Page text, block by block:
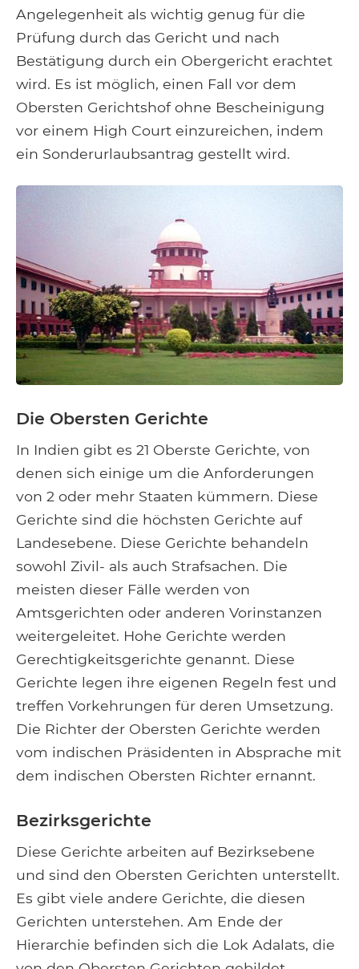
Angelegenheit als wichtig genug für die
Prüfung durch das Gericht und nach
Bestätigung durch ein Obergericht erachtet
wird. Es ist möglich, einen Fall vor dem
Obersten Gerichtshof ohne Bescheinigung
vor einem High Court einzureichen, indem
ein Sonderurlaubsantrag gestellt wird.
Die Obersten Gerichte
In Indien gibt es 21 Oberste Gerichte, von
denen sich einige um die Anforderungen
von 2 oder mehr Staaten kümmern. Diese
Gerichte sind die höchsten Gerichte auf
Landesebene. Diese Gerichte behandeln
sowohl Zivil- als auch Strafsachen. Die
meisten dieser Fälle werden von
Amtsgerichten oder anderen Vorinstanzen
weitergeleitet. Hohe Gerichte werden
Gerechtigkeitsgerichte genannt. Diese
Gerichte legen ihre eigenen Regeln fest und
treffen Vorkehrungen für deren Umsetzung.
Die Richter der Obersten Gerichte werden
vom indischen Präsidenten in Absprache mit
dem indischen Obersten Richter ernannt.
Bezirksgerichte
Diese Gerichte arbeiten auf Bezirksebene
und sind den Obersten Gerichten unterstellt.
Es gibt viele andere Gerichte, die diesen
Gerichten unterstehen. Am Ende der
Hierarchie befinden sich die Lok Adalats, die